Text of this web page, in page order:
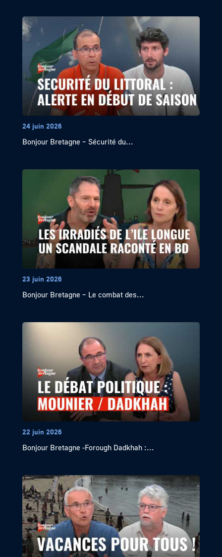
24 juin 2026
Bonjour Bretagne – Sécurité du...
23 juin 2026
Bonjour Bretagne – Le combat des...
22 juin 2026
Bonjour Bretagne -Forough Dadkhah :...